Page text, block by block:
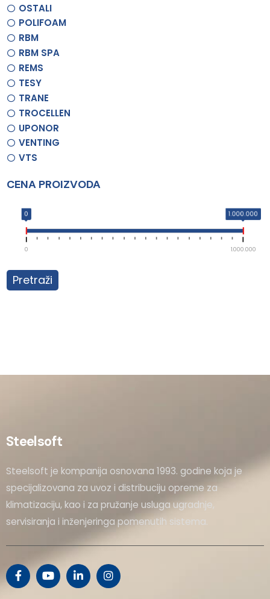
OSTALI
POLIFOAM
RBM
RBM SPA
REMS
TESY
TRANE
TROCELLEN
UPONOR
VENTING
VTS
CENA PROIZVODA
0 1.000.000
0 1.000.000
Pretraži
Steelsoft
Steelsoft je kompanija osnovana 1993. godine koja je
specijalizovana za uvoz i distribuciju opreme za
klimatizaciju, kao i za pružanje usluga ugradnje,
servisiranja i inženjeringa pomenutih sistema.